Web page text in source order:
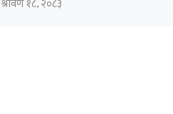
श्रावण १८, २०८३